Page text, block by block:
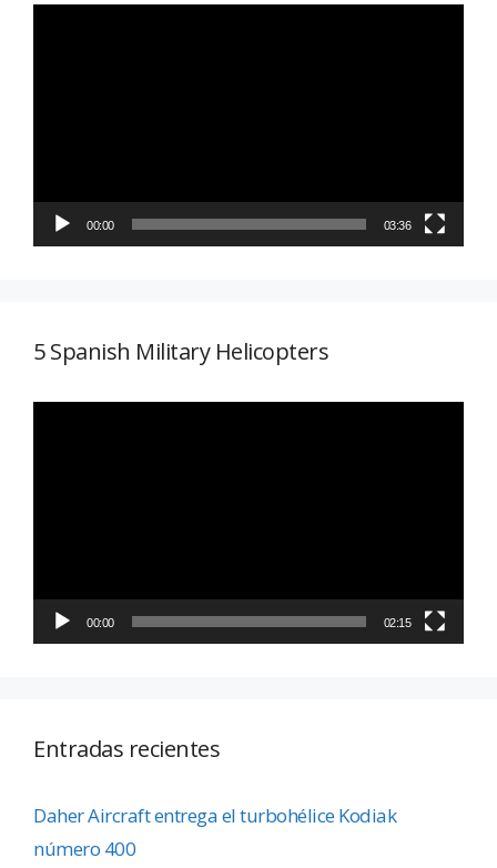
00:00 03:36
5 Spanish Military Helicopters
00:00 02:15
Entradas recientes
Daher Aircraft entrega el turbohélice Kodiak
número 400